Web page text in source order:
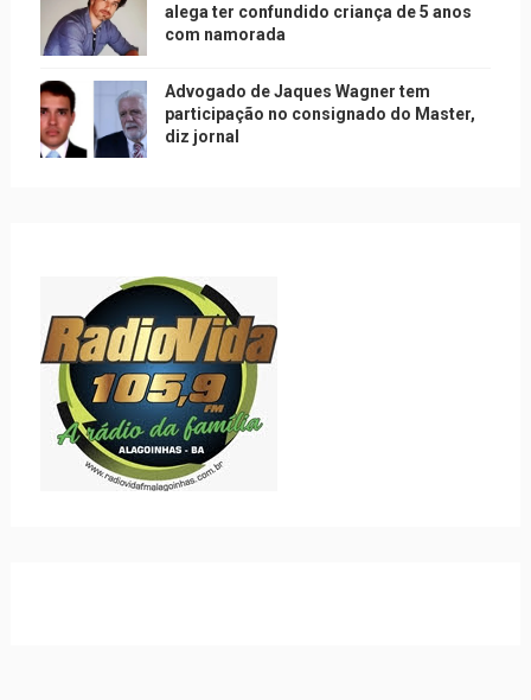
alega ter confundido criança de 5 anos
com namorada
Advogado de Jaques Wagner tem
participação no consignado do Master,
diz jornal